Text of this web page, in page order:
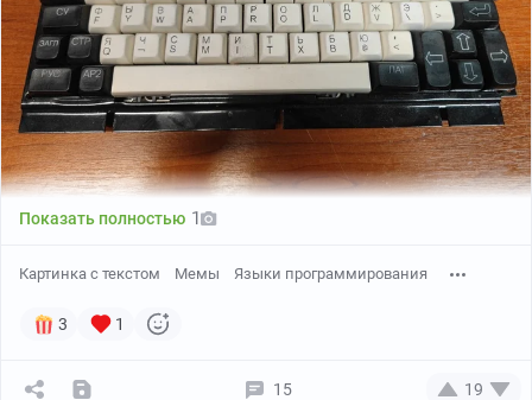
Показать полностью 1
Картинка с текстом Мемы Языки программирования
3 1
15 19